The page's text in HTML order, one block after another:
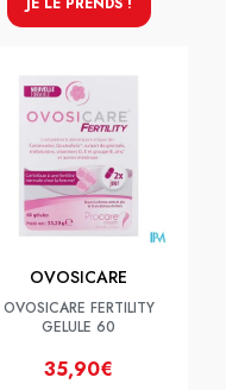
OVOSICARE
OVOSICARE FERTILITY
GELULE 60
35,90€